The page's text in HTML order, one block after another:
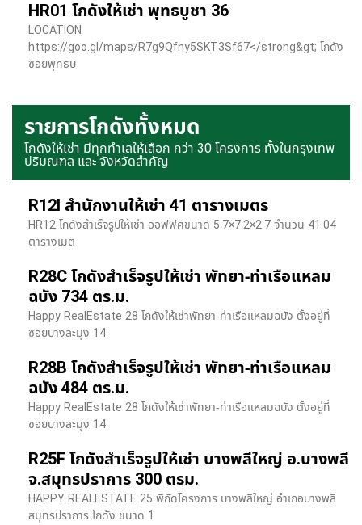
HR01 โกดังให้เช่า พุทธบูชา 36
LOCATION
https://goo.gl/maps/R7g9Qfny5SKT3Sf67</strong&gt; โกดัง
ซอยพุทธบ
รายการโกดังทั้งหมด
โกดังให้เช่า มีทุกทำเลให้เลือก กว่า 30 โครงการ ทั้งในกรุงเทพ
ปริมณฑล และ จังหวัดสำคัญ
R12I สำนักงานให้เช่า 41 ตารางเมตร
HR12 โกดังสำเร็จรูปให้เช่า ออฟฟิศขนาด 5.7×7.2×2.7 จำนวน 41.04
ตารางเมต
R28C โกดังสำเร็จรูปให้เช่า พัทยา-ท่าเรือแหลม
ฉบัง 734 ตร.ม.
Happy RealEstate 28 โกดังให้เช่าพัทยา-ท่าเรือแหลมฉบัง ตั้งอยู่ที่
ซอยบางละมุง 14
R28B โกดังสำเร็จรูปให้เช่า พัทยา-ท่าเรือแหลม
ฉบัง 484 ตร.ม.
Happy RealEstate 28 โกดังให้เช่าพัทยา-ท่าเรือแหลมฉบัง ตั้งอยู่ที่
ซอยบางละมุง 14
R25F โกดังสำเร็จรูปให้เช่า บางพลีใหญ่ อ.บางพลี
จ.สมุทรปราการ 300 ตรม.
HAPPY REALESTATE 25 พิกัดโครงการ บางพลีใหญ่ อำเภอบางพลี
สมุทรปราการ โกดัง ขนาด 1